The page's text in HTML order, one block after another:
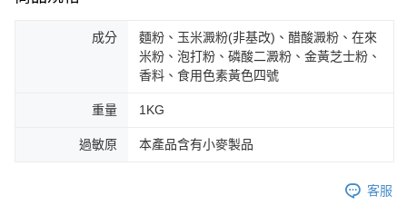
成分
麵粉、玉米澱粉(非基改)、醋酸澱粉、在來
米粉、泡打粉、磷酸二澱粉、金黃芝士粉、
香料、食用色素黃色四號
重量 1KG
過敏原 本產品含有小麥製品
客服